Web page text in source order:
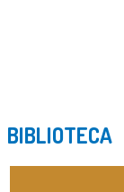
BIBLIOTECA